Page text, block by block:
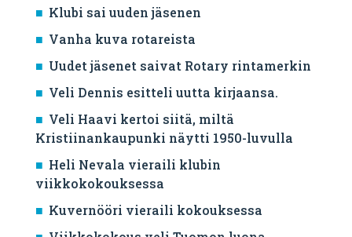
Klubi sai uuden jäsenen
Vanha kuva rotareista
Uudet jäsenet saivat Rotary rintamerkin
Veli Dennis esitteli uutta kirjaansa.
Veli Haavi kertoi siitä, miltä
Kristiinankaupunki näytti 1950-luvulla
Heli Nevala vieraili klubin
viikkokokouksessa
Kuvernööri vieraili kokouksessa